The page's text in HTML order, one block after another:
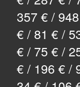
357 € /
€ / 81 € /
€ / 75 € /
€ / 196 € /